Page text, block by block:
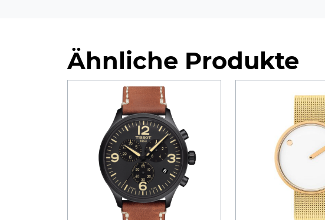
Ähnliche Produkte